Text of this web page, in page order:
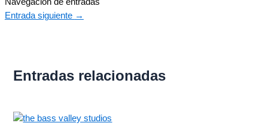
Entrada siguiente →
Entradas relacionadas